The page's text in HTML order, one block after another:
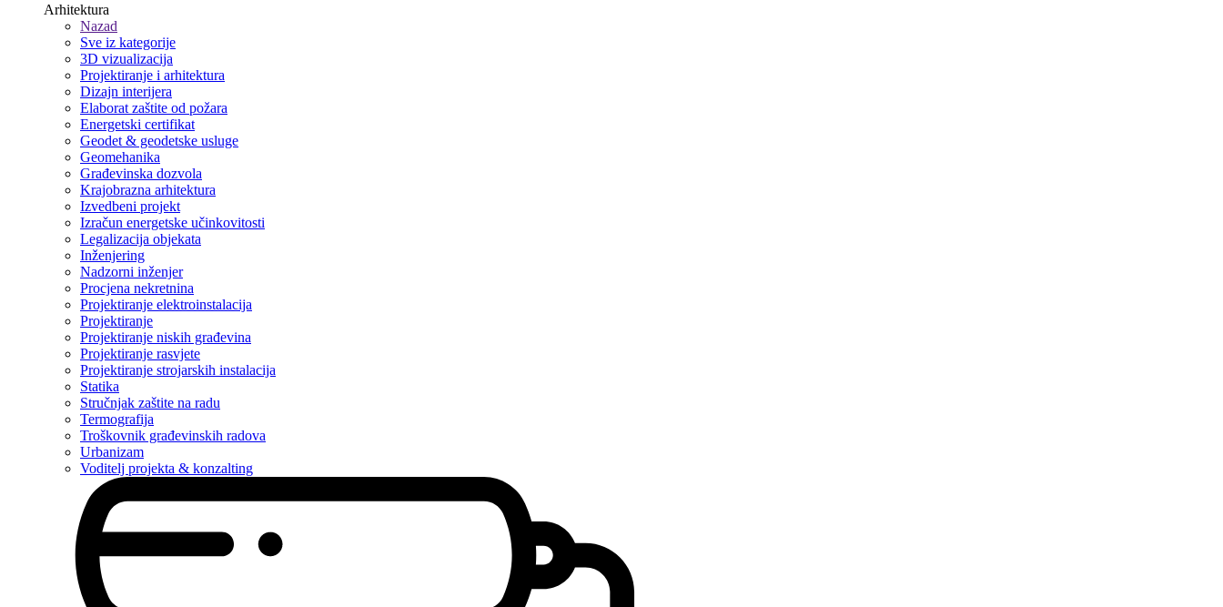
Arhitektura
Nazad
Sve iz kategorije
3D vizualizacija
Projektiranje i arhitektura
Dizajn interijera
Elaborat zaštite od požara
Energetski certifikat
Geodet & geodetske usluge
Geomehanika
Građevinska dozvola
Krajobrazna arhitektura
Izvedbeni projekt
Izračun energetske učinkovitosti
Legalizacija objekata
Inženjering
Nadzorni inženjer
Procjena nekretnina
Projektiranje elektroinstalacija
Projektiranje
Projektiranje niskih građevina
Projektiranje rasvjete
Projektiranje strojarskih instalacija
Statika
Stručnjak zaštite na radu
Termografija
Troškovnik građevinskih radova
Urbanizam
Voditelj projekta & konzalting